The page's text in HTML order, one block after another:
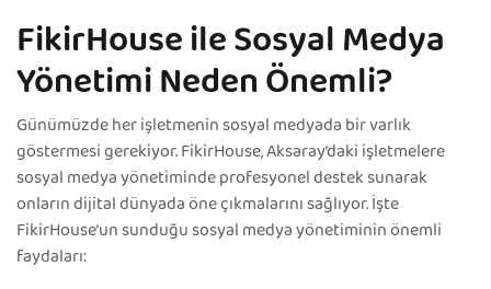
FikirHouse ile Sosyal Medya
Yönetimi Neden Önemli?
Günümüzde her işletmenin sosyal medyada bir varlık
göstermesi gerekiyor. FikirHouse, Aksaray’daki işletmelere
sosyal medya yönetiminde profesyonel destek sunarak
onların dijital dünyada öne çıkmalarını sağlıyor. İşte
FikirHouse’un sunduğu sosyal medya yönetiminin önemli
faydaları: